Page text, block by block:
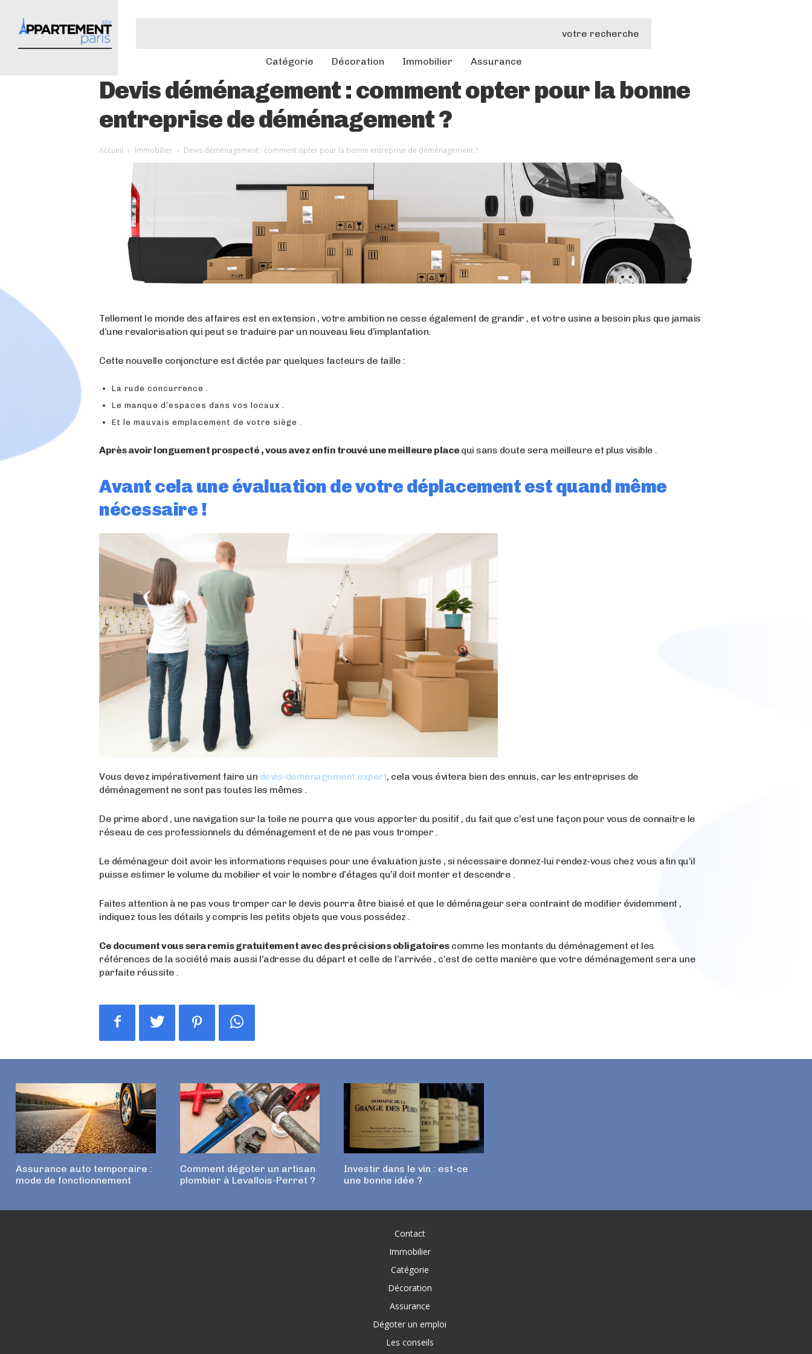
votre recherche
Catégorie Décoration Immobilier Assurance
Devis déménagement : comment opter pour la bonne
entreprise de déménagement ?
Accueil Immobilier Devis déménagement : comment opter pour la bonne entreprise de déménagement ?
Tellement le monde des affaires est en extension , votre ambition ne cesse également de grandir , et votre usine a besoin plus que jamais
d’une revalorisation qui peut se traduire par un nouveau lieu d’implantation.
Cette nouvelle conjoncture est dictée par quelques facteurs de taille :
La rude concurrence .
Le manque d’espaces dans vos locaux .
Et le mauvais emplacement de votre siège .
Après avoir longuement prospecté , vous avez enfin trouvé une meilleure place qui sans doute sera meilleure et plus visible .
Avant cela une évaluation de votre déplacement est quand même
nécessaire !
Vous devez impérativement faire un devis-demenagement.expert, cela vous évitera bien des ennuis, car les entreprises de
déménagement ne sont pas toutes les mêmes .
De prime abord , une navigation sur la toile ne pourra que vous apporter du positif , du fait que c’est une façon pour vous de connaitre le
réseau de ces professionnels du déménagement et de ne pas vous tromper .
Le déménageur doit avoir les informations requises pour une évaluation juste , si nécessaire donnez-lui rendez-vous chez vous afin qu’il
puisse estimer le volume du mobilier et voir le nombre d’étages qu’il doit monter et descendre .
Faites attention à ne pas vous tromper car le devis pourra être biaisé et que le déménageur sera contraint de modifier évidemment ,
indiquez tous les détails y compris les petits objets que vous possédez .
Ce document vous sera remis gratuitement avec des précisions obligatoirescomme les montants du déménagement et les
références de la société mais aussi l’adresse du départ et celle de l’arrivée , c’est de cette manière que votre déménagement sera une
parfaite réussite .
Assurance auto temporaire :
mode de fonctionnement
Comment dégoter un artisan
plombier à Levallois-Perret ?
Investir dans le vin : est-ce
une bonne idée ?
Contact
Immobilier
Catégorie
Décoration
Assurance
Dégoter un emploi
Les conseils